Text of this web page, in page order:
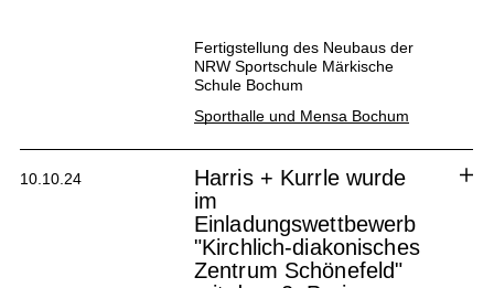
Fertigstellung des Neubaus der
NRW Sportschule Märkische
Schule Bochum
Sporthalle und Mensa Bochum
10.10.24
Harris + Kurrle wurde
im
Einladungswettbewerb
"Kirchlich-diakonisches
Zentrum Schönefeld"